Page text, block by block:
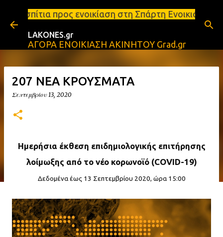
Μετάβαση στο κύριο περιεχόμενο
ενοικίαση στη Σπάρτη Ενοικιάσεις
LAKONES.gr
ΑΓΟΡΑ ΕΝΟΙΚΙΑΣΗ ΑΚΙΝΗΤΟΥ Grad.gr
207 ΝΕΑ ΚΡΟΥΣΜΑΤΑ
Σεπτεμβρίου 13, 2020
Ημερήσια έκθεση επιδημιολογικής επιτήρησης
λοίμωξης από το νέο κορωνοϊό (COVID-19)
Δεδομένα έως 13 Σεπτεμβρίου 2020, ώρα 15:00